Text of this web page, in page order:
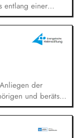
entlang einer
bei der
entwickeln dabei
weiter. Sie
unserer
der
und berätst
in
dabei, die
neue Kundinnen